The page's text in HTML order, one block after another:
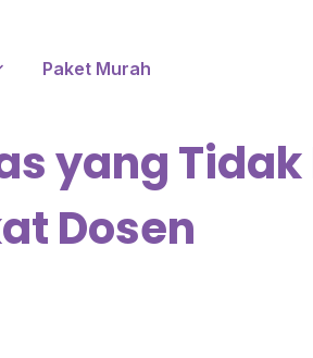
Paket Murah
yang
Dosen